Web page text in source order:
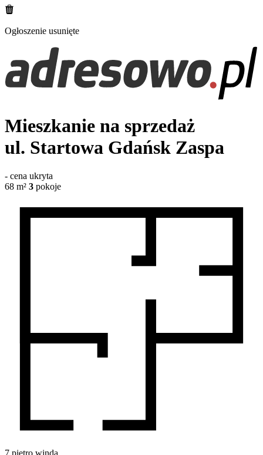
Ogłoszenie usunięte
Mieszkanie na sprzedaż
ul. Startowa Gdańsk Zaspa
- cena ukryta
68 m² 3 pokoje
7 piętro winda